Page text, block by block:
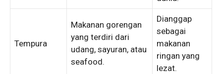
Tempura
Makanan gorengan
yang terdiri dari
udang, sayuran, atau
seafood.
Dianggap
sebagai
makanan
ringan yang
lezat.